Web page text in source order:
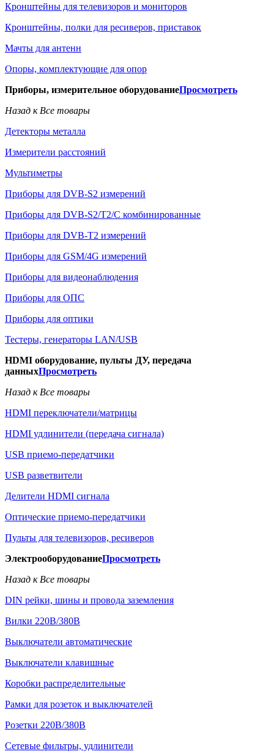
Кронштейны для телевизоров и мониторов
Кронштейны, полки для ресиверов, приставок
Мачты для антенн
Опоры, комплектующие для опор
Приборы, измерительное оборудованиеПросмотреть
Назад к Все товары
Детекторы металла
Измерители расстояний
Мультиметры
Приборы для DVB-S2 измерений
Приборы для DVB-S2/T2/C комбинированные
Приборы для DVB-T2 измерений
Приборы для GSM/4G измерений
Приборы для видеонаблюдения
Приборы для ОПС
Приборы для оптики
Тестеры, генераторы LAN/USB
HDMI оборудование, пульты ДУ, передача
данныхПросмотреть
Назад к Все товары
HDMI переключатели/матрицы
HDMI удлинители (передача сигнала)
USB приемо-передатчики
USB разветвители
Делители HDMI сигнала
Оптические приемо-передатчики
Пульты для телевизоров, ресиверов
ЭлектрооборудованиеПросмотреть
Назад к Все товары
DIN рейки, шины и провода заземления
Вилки 220В/380В
Выключатели автоматические
Выключатели клавишные
Коробки распределительные
Рамки для розеток и выключателей
Розетки 220В/380В
Сетевые фильтры, удлинители